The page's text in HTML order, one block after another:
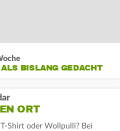
BISLANG GEDACHT
ORT
Shirt oder Wollpulli? Bei